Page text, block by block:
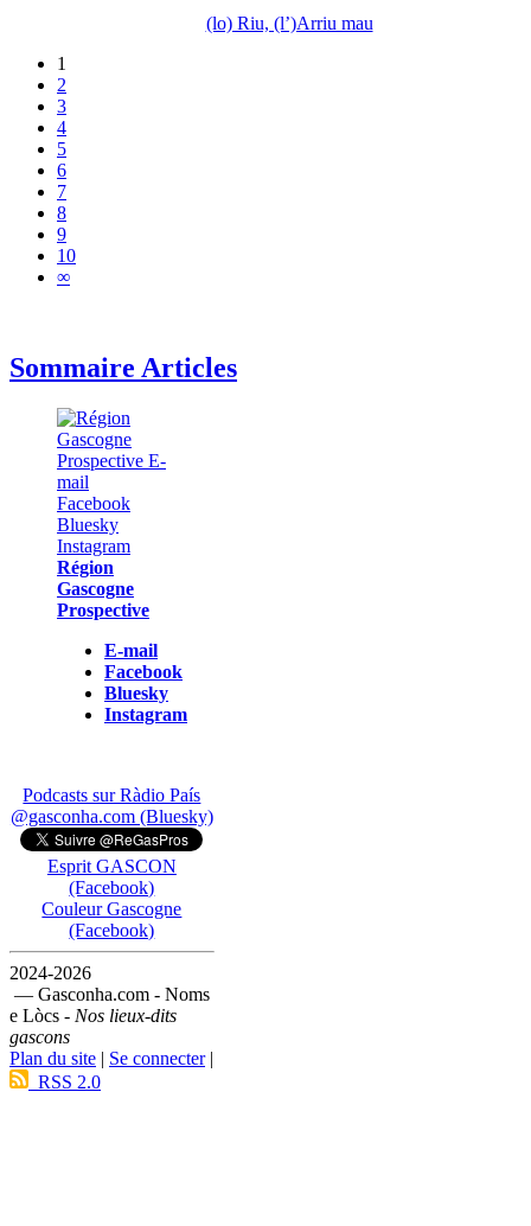
(lo) Riu, (l’)Arriu mau
1
2
3
4
5
6
7
8
9
10
∞
Sommaire Articles
Région
Gascogne
Prospective
E-mail
Facebook
Bluesky
Instagram
Podcasts sur Ràdio País
@gasconha.com (Bluesky)
Esprit GASCON
(Facebook)
Couleur Gascogne
(Facebook)
2024-2026
— Gasconha.com - Noms
e Lòcs - Nos lieux-dits
gascons
Plan du site | Se connecter|
RSS 2.0